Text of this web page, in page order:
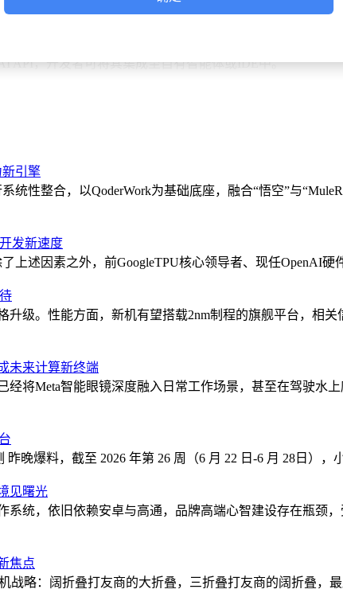
早期访问阶段。这款专为智能体编程设计的快速编码模型
环执行读问题、写代码、用终端、查错和改错的任务。
API，开发者可将其集成至自有智能体或IDE中。
划后执行”的工作方式：面对复杂任务时，Grok Build会先
MCP服务器，并提供技能、插件和应用市场扩展体系，
的竞争远未结束。Claude Code保持高频率迭代，
与竞争对手的差距，仍需实战检验。6月，Grok Build、
新引擎
统性整合，以QoderWork为基础底座，融合“悟空”与
发新速度
上述因素之外，前GoogleTPU核心领导者、现任OpenAI
级。性能方面，新机有望搭载2nm制程的旗舰平台，相
未来计算新终端
经将Meta智能眼镜深度融入日常工作场景，甚至在驾驶
晚爆料，截至 2026 年第 26 周（6 月 22 日-6 月 28日）
见曙光
统，依旧依赖安卓与高通，品牌高端心智建设存在瓶颈
焦点
略：阔折叠打友商的大折叠，三折叠打友商的阔折叠，